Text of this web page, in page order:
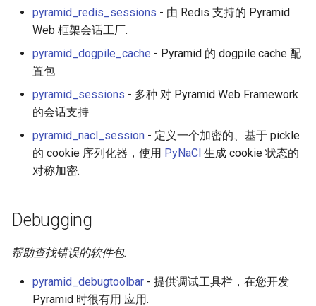
JMeter
创造性编程
无需登录 web 应用
测试
免费软件
Markdown
pyramid_redis_sessions - 由 Redis 支持的 Pyramid
Web 框架会话工厂.
pyramid_dogpile_cache - Pyramid 的 dogpile.cache 配
置包
pyramid_sessions - 多种 对 Pyramid Web Framework
的会话支持
pyramid_nacl_session - 定义一个加密的、基于 pickle
的 cookie 序列化器，使用 PyNaCl 生成 cookie 状态的
对称加密.
Debugging
帮助查找错误的软件包.
pyramid_debugtoolbar - 提供调试工具栏，在您开发
Pyramid 时很有用 应用.